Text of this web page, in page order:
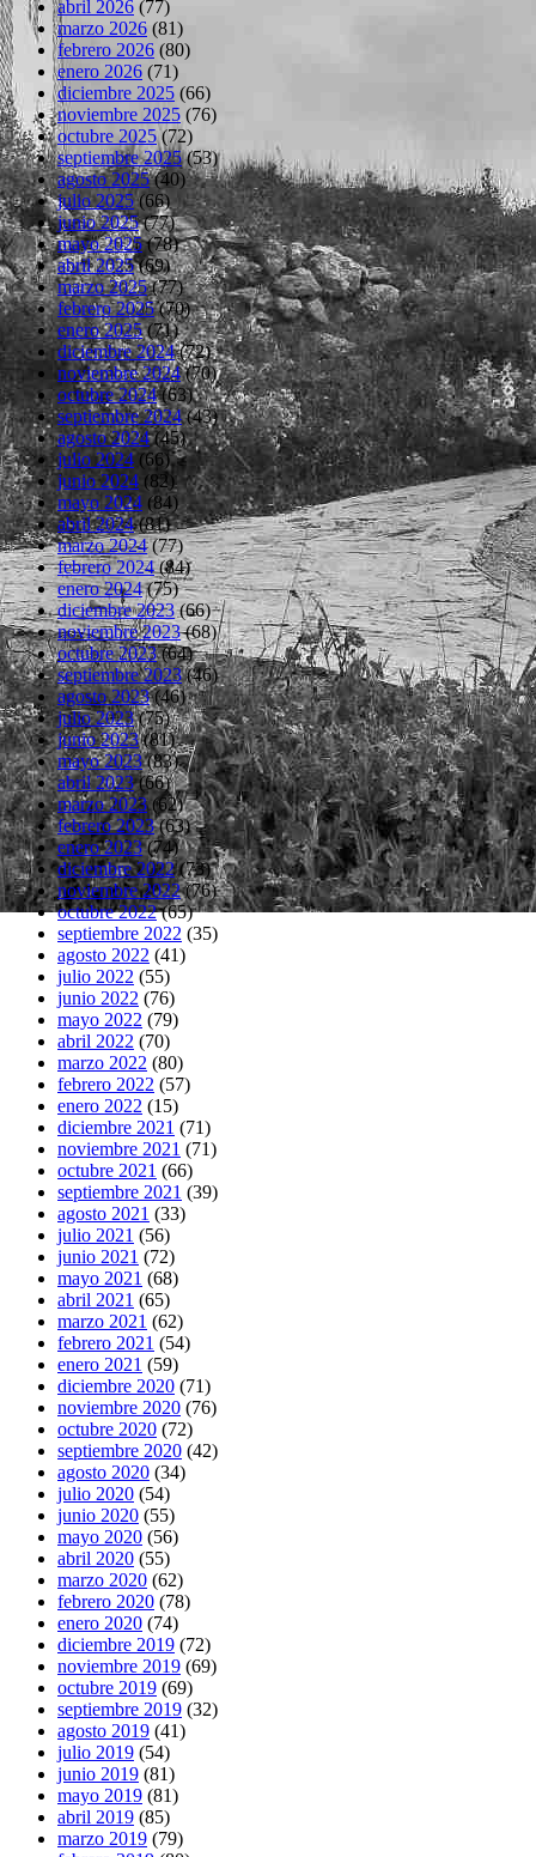
abril 2026 (77)
marzo 2026 (81)
febrero 2026 (80)
enero 2026 (71)
diciembre 2025 (66)
noviembre 2025 (76)
octubre 2025(72)
septiembre 2025(53)
agosto 2025(40)
julio 2025(66)
junio 2025(77)
mayo 2025(78)
abril 2025(69)
marzo 2025(77)
febrero 2025(70)
enero 2025(71)
diciembre 2024(72)
noviembre 2024(70)
octubre 2024(63)
septiembre 2024(43)
agosto 2024(45)
julio 2024(66)
junio 2024 (82)
mayo 2024 (84)
abril 2024(81)
marzo 2024(77)
febrero 2024(84)
enero 2024(75)
diciembre 2023(66)
noviembre 2023(68)
octubre 2023(64)
septiembre 2023(46)
agosto 2023(46)
julio 2023(75)
junio 2023(81)
mayo 2023(83)
abril 2023(66)
marzo 2023(62)
febrero 2023(63)
enero 2023(74)
diciembre 2022(73)
noviembre 2022(76)
octubre 2022(65)
septiembre 2022 (35)
agosto 2022 (41)
julio 2022 (55)
junio 2022 (76)
mayo 2022 (79)
abril 2022 (70)
marzo 2022 (80)
febrero 2022 (57)
enero 2022 (15)
diciembre 2021 (71)
noviembre 2021 (71)
octubre 2021 (66)
septiembre 2021 (39)
agosto 2021 (33)
julio 2021 (56)
junio 2021 (72)
mayo 2021 (68)
abril 2021 (65)
marzo 2021 (62)
febrero 2021 (54)
enero 2021 (59)
diciembre 2020 (71)
noviembre 2020 (76)
octubre 2020 (72)
septiembre 2020 (42)
agosto 2020 (34)
julio 2020 (54)
junio 2020 (55)
mayo 2020 (56)
abril 2020 (55)
marzo 2020 (62)
febrero 2020 (78)
enero 2020 (74)
diciembre 2019 (72)
noviembre 2019 (69)
octubre 2019 (69)
septiembre 2019 (32)
agosto 2019 (41)
julio 2019 (54)
junio 2019 (81)
mayo 2019 (81)
abril 2019 (85)
marzo 2019 (79)